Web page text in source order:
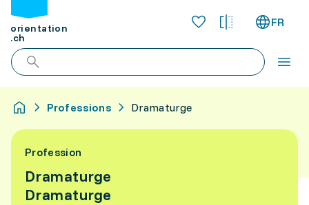
orientation
.ch
FR
Professions Dramaturge
Profession
Dramaturge
Dramaturge